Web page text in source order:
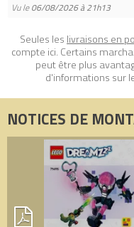
Vu le06/08/2026 à 21h13
Seules les livraisons en
compte ici. Certains
peut être plus
d'informations sur
NOTICES DE